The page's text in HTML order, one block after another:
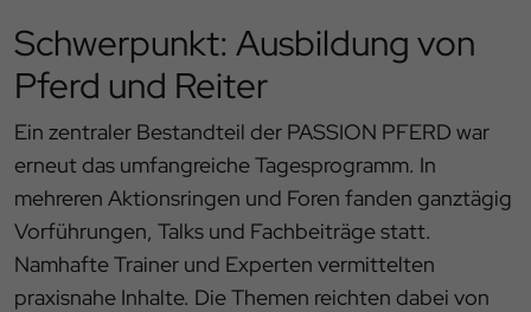
Schwerpunkt: Ausbildung von
Pferd und Reiter
Ein zentraler Bestandteil der PASSION PFERD war
erneut das umfangreiche Tagesprogramm. In
mehreren Aktionsringen und Foren fanden ganztägig
Vorführungen, Talks und Fachbeiträge statt.
Namhafte Trainer und Experten vermittelten
praxisnahe Inhalte. Die Themen reichten dabei von